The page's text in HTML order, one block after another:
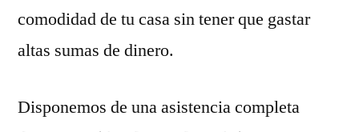
comodidad de tu casa sin tener que gastar
altas sumas de dinero.
Disponemos de una asistencia completa